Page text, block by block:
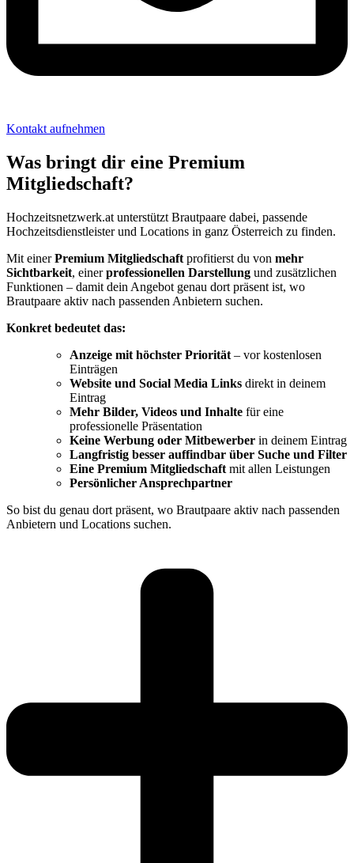
Kontakt aufnehmen
Was bringt dir eine Premium
Mitgliedschaft?
Hochzeitsnetzwerk.at unterstützt Brautpaare dabei, passende
Hochzeitsdienstleister und Locations in ganz Österreich zu finden.
Mit einerPremium Mitgliedschaft profitierst du von mehr
Sichtbarkeit, einerprofessionellen Darstellung und zusätzlichen
Funktionen – damit dein Angebot genau dort präsent ist, wo
Brautpaare aktiv nach passenden Anbietern suchen.
Konkret bedeutet das:
Anzeige mit höchster Priorität – vor kostenlosen
Einträgen
Website und Social Media Links direkt in deinem
Eintrag
Mehr Bilder, Videos und Inhalte für eine
professionelle Präsentation
Keine Werbung oder Mitbewerber in deinem Eintrag
Langfristig besser auffindbar über Suche und Filter
Eine Premium Mitgliedschaft mit allen Leistungen
Persönlicher Ansprechpartner
So bist du genau dort präsent, wo Brautpaare aktiv nach passenden
Anbietern und Locations suchen.